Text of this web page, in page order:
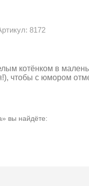
8172
котёнком в
чтобы с юмором
вы найдёте: